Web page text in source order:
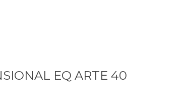
EQ ARTE 40